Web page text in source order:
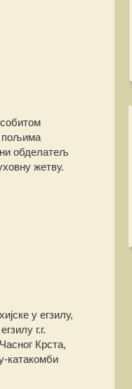
пољима
обделатељ
жетву.
у егзилу,
г.г.
Крста,
катакомби